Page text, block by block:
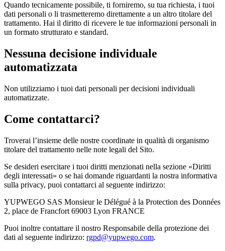
Quando tecnicamente possibile, ti forniremo, su tua richiesta, i tuoi
dati personali o li trasmetteremo direttamente a un altro titolare del
trattamento. Hai il diritto di ricevere le tue informazioni personali in
un formato strutturato e standard.
Nessuna decisione individuale
automatizzata
Non utilizziamo i tuoi dati personali per decisioni individuali
automatizzate.
Come contattarci?
Troverai l’insieme delle nostre coordinate in qualità di organismo
titolare del trattamento nelle note legali del Sito.
Se desideri esercitare i tuoi diritti menzionati nella sezione «Diritti
degli interessati» o se hai domande riguardanti la nostra informativa
sulla privacy, puoi contattarci al seguente indirizzo:
YUPWEGO SAS Monsieur le Délégué à la Protection des Données
2, place de Francfort 69003 Lyon FRANCE
Puoi inoltre contattare il nostro Responsabile della protezione dei
dati al seguente indirizzo: rgpd@yupwego.com.